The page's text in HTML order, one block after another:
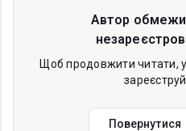
Автор
Щоб продовжити читати,
Повернутися